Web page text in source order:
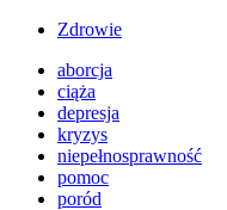
Zdrowie
aborcja
ciąża
depresja
kryzys
niepełnosprawność
pomoc
poród